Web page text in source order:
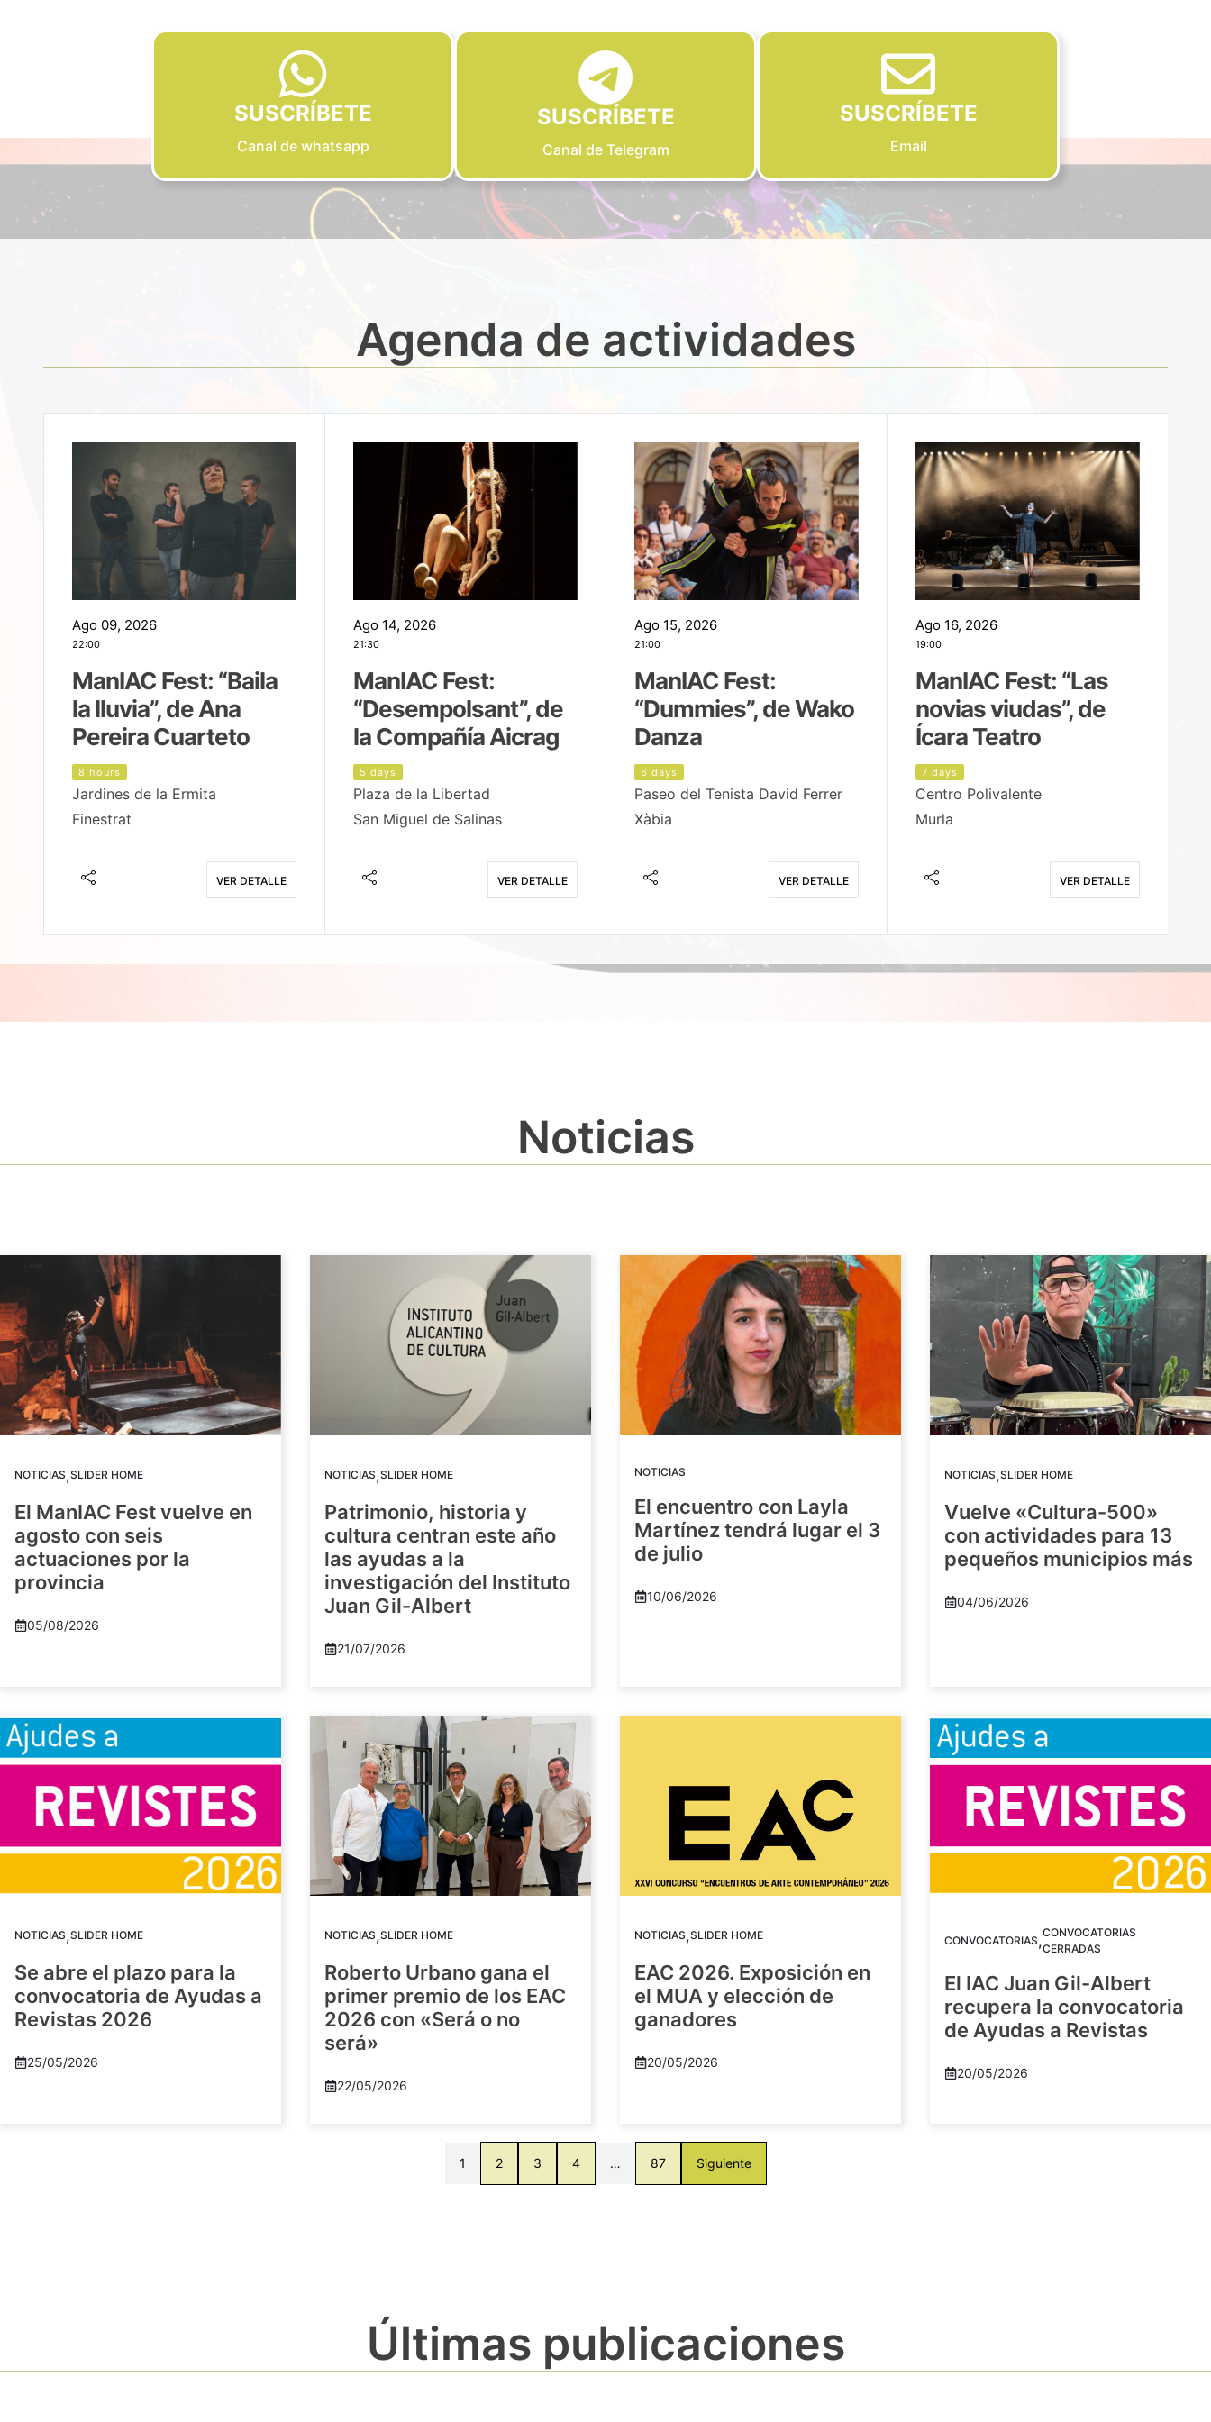
SUSCRÍBETE
Canal de whatsapp
SUSCRÍBETE
Canal de Telegram
SUSCRÍBETE
Email
Agenda de actividades
Ago 09, 2026
22:00
ManIAC Fest: “Baila
la lluvia”, de Ana
Pereira Cuarteto
8 hours
Jardines de la Ermita
Finestrat
VER DETALLE
Ago 14, 2026
21:30
ManIAC Fest:
“Desempolsant”, de
la Compañía Aicrag
5 days
Plaza de la Libertad
San Miguel de Salinas
VER DETALLE
Ago 15, 2026
21:00
ManIAC Fest:
“Dummies”, de Wako
Danza
6 days
Paseo del Tenista David Ferrer
Xàbia
VER DETALLE
Ago 16, 2026
19:00
ManIAC Fest: “Las
novias viudas”, de
Ícara Teatro
7 days
Centro Polivalente
Murla
VER DETALLE
Noticias
NOTICIAS,SLIDER HOME
El ManIAC Fest vuelve en
agosto con seis
actuaciones por la
provincia
05/08/2026
NOTICIAS,SLIDER HOME
Patrimonio, historia y
cultura centran este año
las ayudas a la
investigación del Instituto
Juan Gil-Albert
21/07/2026
NOTICIAS
El encuentro con Layla
Martínez tendrá lugar el 3
de julio
10/06/2026
NOTICIAS,SLIDER HOME
Vuelve «Cultura-500»
con actividades para 13
pequeños municipios más
04/06/2026
NOTICIAS,SLIDER HOME
Se abre el plazo para la
convocatoria de Ayudas a
Revistas 2026
25/05/2026
NOTICIAS,SLIDER HOME
Roberto Urbano gana el
primer premio de los EAC
2026 con «Será o no
será»
22/05/2026
NOTICIAS,SLIDER HOME
EAC 2026. Exposición en
el MUA y elección de
ganadores
20/05/2026
CONVOCATORIAS,CONVOCATORIAS
CERRADAS
El IAC Juan Gil-Albert
recupera la convocatoria
de Ayudas a Revistas
20/05/2026
1 2 3 4 … 87 Siguiente
Últimas publicaciones